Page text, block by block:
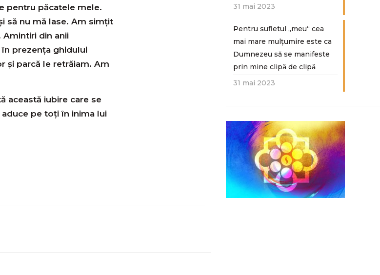
pentru păcatele mele.
să nu mă lase. Am simţit
Amintiri din anii
prezenţa ghidului
şi parcă le retrăiam. Am
această iubire care se
pe toţi în inima lui
31 mai 2023
Pentru sufletul „meu“ cea
mai mare mulțumire este ca
Dumnezeu să se manifeste
prin mine clipă de clipă
31 mai 2023